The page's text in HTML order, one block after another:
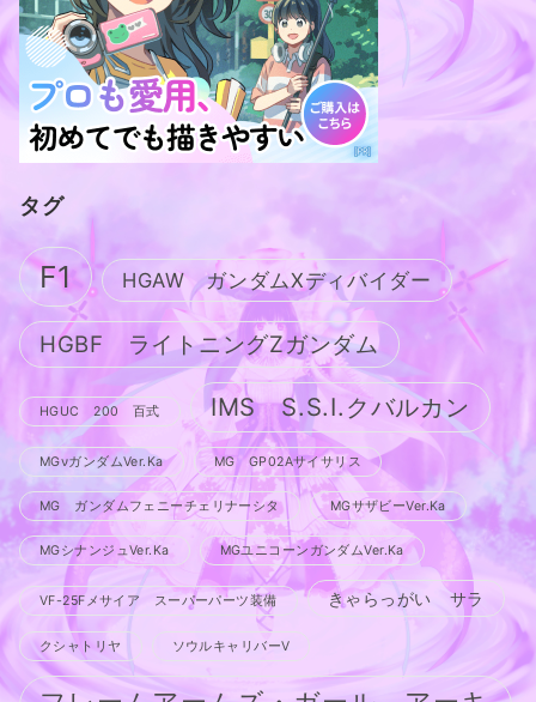
タグ
F1 HGAW ガンダムXディバイダー
HGBF ライトニングZガンダム
HGUC 200 百式 IMS S.S.I.クバルカン
MGνガンダムVer.Ka MG GP02Aサイサリス
MG ガンダムフェニーチェリナーシタ MGサザビーVer.Ka
MGシナンジュVer.Ka MGユニコーンガンダムVer.Ka
VF-25Fメサイア スーパーパーツ装備 きゃらっがい サラ
クシャトリヤ ソウルキャリバーV